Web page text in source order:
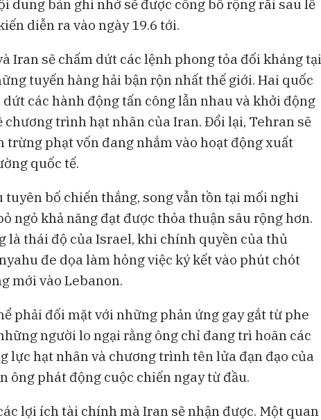
dung bản ghi nhớ sẽ được công bố rộng rãi sau lễ
diễn ra vào ngày 19.6 tới.
Iran sẽ chấm dứt các lệnh phong tỏa đối kháng tại
tuyến hàng hải bận rộn nhất thế giới. Hai quốc
các hành động tấn công lẫn nhau và khởi động
chương trình hạt nhân của Iran. Đổi lại, Tehran sẽ
trừng phạt vốn đang nhắm vào hoạt động xuất
quốc tế.
tuyên bố chiến thắng, song vẫn tồn tại mối nghi
ngỏ khả năng đạt được thỏa thuận sâu rộng hơn.
là thái độ của Israel, khi chính quyền của thủ
đe dọa làm hỏng việc ký kết vào phút chót
mới vào Lebanon.
phải đối mặt với những phản ứng gay gắt từ phe
người lo ngại rằng ông chỉ đang trì hoãn các
lực hạt nhân và chương trình tên lửa đạn đạo của
ông phát động cuộc chiến ngay từ đầu.
lợi ích tài chính mà Iran sẽ nhận được. Một quan